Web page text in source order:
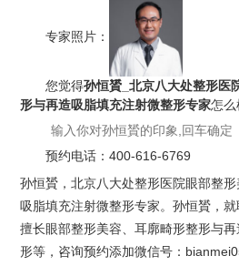
专家照片：
您觉得孙恒贇_北京八大处整形医
形与再造吸脂填充注射微整形专家怎么
预约电话：400-616-6769
孙恒贇，北京八大处整形医院眼部整
吸脂填充注射微整形专家。孙恒贇，就
擅长眼部整形美容、耳廓畸形整形与
形等，咨询预约添加微信号：